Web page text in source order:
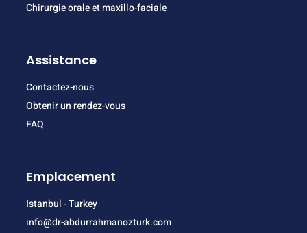
Chirurgie orale et maxillo-faciale
Assistance
Contactez-nous
Obtenir un rendez-vous
FAQ
Emplacement
Istanbul - Turkey
info@dr-abdurrahmanozturk.com